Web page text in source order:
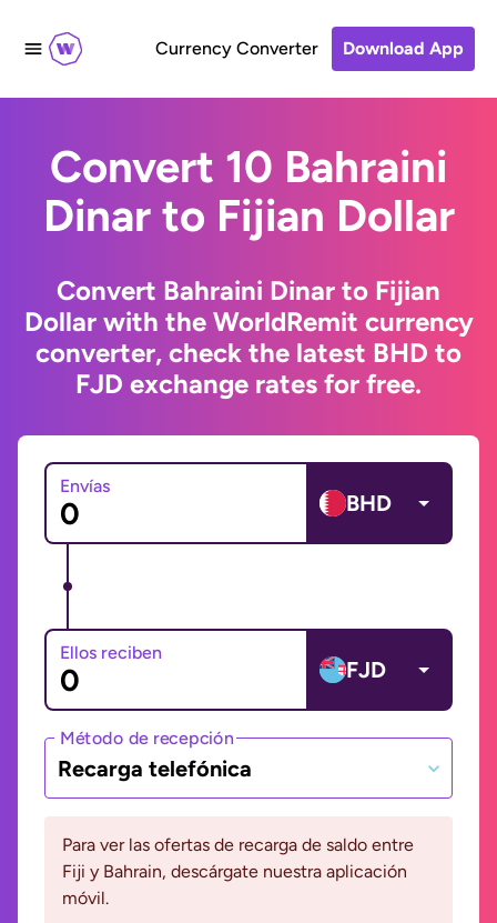
Currency Converter Download App
Convert 10 Bahraini
Dinar to Fijian Dollar
Convert Bahraini Dinar to Fijian
Dollar with the WorldRemit currency
converter, check the latest BHD to
FJD exchange rates for free.
Envías
BHD
Ellos reciben
FJD
Método de recepción
Recarga telefónica
Para ver las ofertas de recarga de saldo entre
Fiji y Bahrain, descárgate nuestra aplicación
móvil.